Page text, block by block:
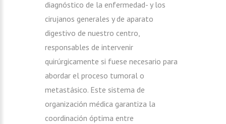
diagnóstico de la enfermedad- y los
cirujanos generales y de aparato
digestivo de nuestro centro,
responsables de intervenir
quirúrgicamente si fuese necesario para
abordar el proceso tumoral o
metastásico. Este sistema de
organización médica garantiza la
coordinación óptima entre